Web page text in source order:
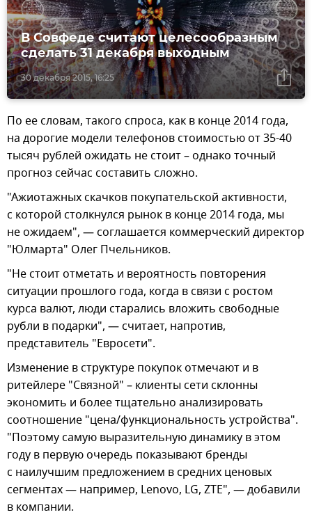
30 декабря 2015, 16:25
В Совфеде считают целесообразным
сделать 31 декабря выходным
По ее словам, такого спроса, как в конце 2014 года,
на дорогие модели телефонов стоимостью от 35-40
тысяч рублей ожидать не стоит – однако точный
прогноз сейчас составить сложно.
"Ажиотажных скачков покупательской активности,
с которой столкнулся рынок в конце 2014 года, мы
не ожидаем", — соглашается коммерческий директор
"Юлмарта" Олег Пчельников.
"Не стоит отметать и вероятность повторения
ситуации прошлого года, когда в связи с ростом
курса валют, люди старались вложить свободные
рубли в подарки", — считает, напротив,
представитель "Евросети".
Изменение в структуре покупок отмечают и в
ритейлере "Связной" – клиенты сети склонны
экономить и более тщательно анализировать
соотношение "цена/функциональность устройства".
"Поэтому самую выразительную динамику в этом
году в первую очередь показывают бренды
с наилучшим предложением в средних ценовых
сегментах — например, Lenovo, LG, ZTE", — добавили
в компании.